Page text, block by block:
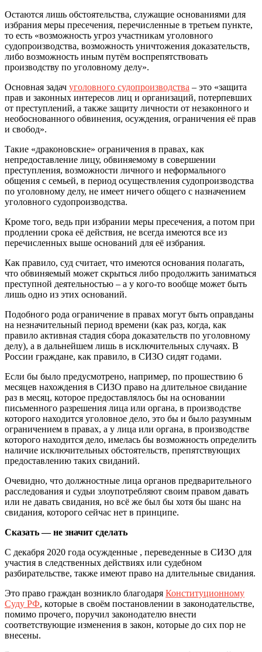
Остаются лишь обстоятельства, служащие основаниями для
избрания меры пресечения, перечисленные в третьем пункте,
то есть «возможность угроз участникам уголовного
судопроизводства, возможность уничтожения доказательств,
либо возможность иным путём воспрепятствовать
производству по уголовному делу».
Основная задач уголовного судопроизводства ­– это «защита
прав и законных интересов лиц и организаций, потерпевших
от преступлений, а также защиту личности от незаконного и
необоснованного обвинения, осуждения, ограничения её прав
и свобод».
Такие «драконовские» ограничения в правах, как
непредоставление лицу, обвиняемому в совершении
преступления, возможности личного и неформального
общения с семьей, в период осуществления судопроизводства
по уголовному делу, не имеет ничего общего с назначением
уголовного судопроизводства.
Кроме того, ведь при избрании меры пресечения, а потом при
продлении срока её действия, не всегда имеются все из
перечисленных выше оснований для её избрания.
Как правило, суд считает, что имеются основания полагать,
что обвиняемый может скрыться либо продолжить заниматься
преступной деятельностью – а у кого-то вообще может быть
лишь одно из этих оснований.
Подобного рода ограничение в правах могут быть оправданы
на незначительный период времени (как раз, когда, как
правило активная стадия сбора доказательств по уголовному
делу), а в дальнейшем лишь в исключительных случаях. В
России граждане, как правило, в СИЗО сидят годами.
Если бы было предусмотрено, например, по прошествию 6
месяцев нахождения в СИЗО право на длительное свидание
раз в месяц, которое предоставлялось бы на основании
письменного разрешения лица или органа, в производстве
которого находится уголовное дело, это бы и было разумным
ограничением в правах, а у лица или органа, в производстве
которого находится дело, имелась бы возможность определить
наличие исключительных обстоятельств, препятствующих
предоставлению таких свиданий.
Очевидно, что должностные лица органов предварительного
расследования и судьи злоупотребляют своим правом давать
или не давать свидания, но всё же был бы хотя бы шанс на
свидания, которого сейчас нет в принципе.
Сказать — не значит сделать
С декабря 2020 года осужденные , переведенные в СИЗО для
участия в следственных действиях или судебном
разбирательстве, также имеют право на длительные свидания.
Это право граждан возникло благодаря Конституционному
Суду РФ, которые в своём постановлении в законодательстве,
помимо прочего, поручил законодателю внести
соответствующие изменения в закон, которые до сих пор не
внесены.